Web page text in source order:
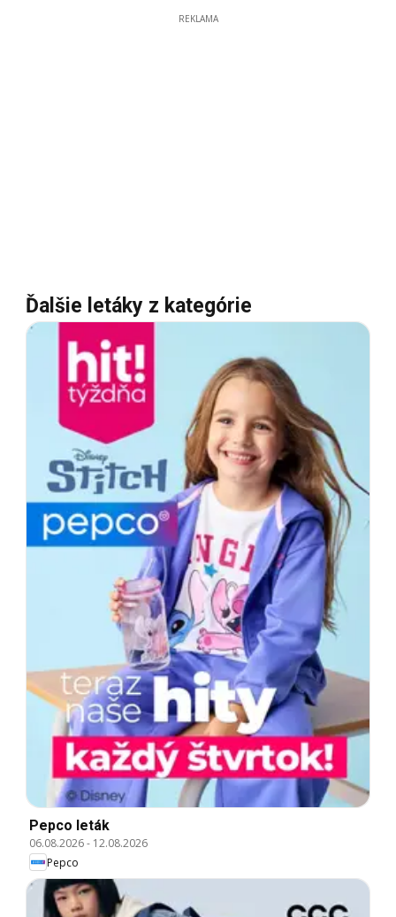
REKLAMA
Ďalšie letáky z kategórie
Pepco leták
06.08.2026- 12.08.2026
Pepco